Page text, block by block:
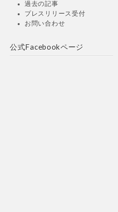
過去の記事
プレスリリース受付
お問い合わせ
公式Facebookページ